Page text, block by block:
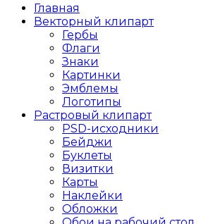
Главная
Векторный клипарт
Гербы
Флаги
Знаки
Картинки
Эмблемы
Логотипы
Растровый клипарт
PSD-исходники
Бейджи
Буклеты
Визитки
Карты
Наклейки
Обложки